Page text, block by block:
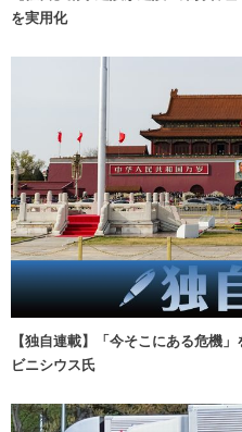
を実用化
【独自連載】「今そこにある危機
ビニシウス氏